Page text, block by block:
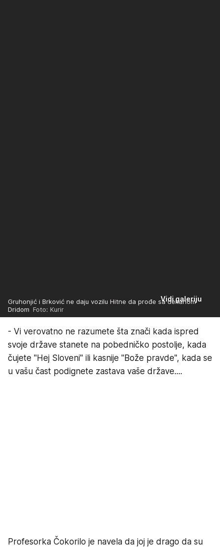
Vidi galeriju
Gruhonjić i Brković ne daju vozilu Hitne da prođe sa dekanom
Dridom Foto: Kurir
- Vi verovatno ne razumete šta znači kada ispred
svoje države stanete na pobedničko postolje, kada
čujete "Hej Sloveni" ili kasnije "Bože pravde", kada se
u vašu čast podignete zastava vaše države....
Profesorka Čokorilo je navela da joj je drago da su